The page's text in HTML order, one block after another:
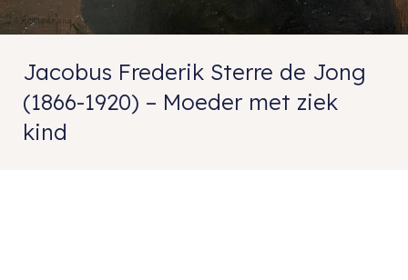
Jacobus Frederik Sterre de Jong
(1866-1920) – Moeder met ziek
kind